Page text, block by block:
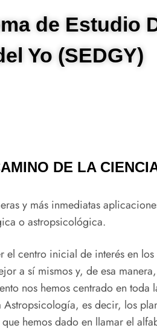
de Estudio
Yo (SEDGY)
DE LA
y más inmediatas
o astropsicológica.
el centro inicial de interés en
a sí mismos y, de esa
nos hemos centrado en toda
es decir, los
hemos dado en llamar el